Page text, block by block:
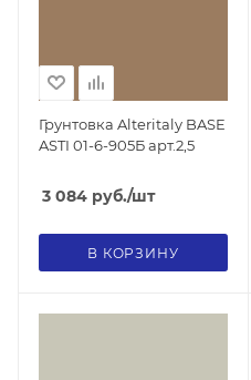
Грунтовка Alteritaly BASE
ASTI 01-6-905Б арт.2,5
3 084 руб./шт
В КОРЗИНУ